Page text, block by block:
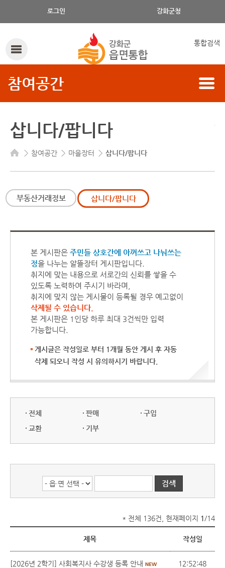
로그인 강화군청
통합검색
참여공간
삽니다/팝니다
참여공간 마을장터 삽니다/팝니다
부동산거래정보 삽니다/팝니다
본 게시판은 주민들 상호간에 아껴쓰고 나눠쓰는
정을 나누는 알뜰장터 게시판입니다.
취지에 맞는 내용으로 서로간의 신뢰를 쌓을 수
있도록 노력하여 주시기 바라며,
취지에 맞지 않는 게시물이 등록될 경우 예고없이
삭제될 수 있습니다.
본 게시판은 1인당 하루 최대 3건씩만 입력
가능합니다.
게시글은 작성일로 부터 1개월 동안 게시 후 자동
삭제 되오니 작성 시 유의하시기 바랍니다.
전체 판매
구입
교환
기부
* 전체 136건, 현재페이지 1/14
제목 작성일
[2026년 2학기] 사회복지사 수강생 등록 안내 12:52:48